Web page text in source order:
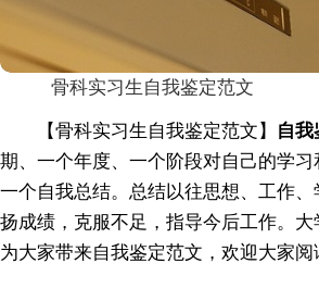
骨科实习生自我鉴定范文
【骨科实习生自我鉴定范文】 自我
期、一个年度、一个阶段对自己的学
一个自我总结。总结以往思想、工作
扬成绩，克服不足，指导今后工作。
为大家带来自我鉴定范文，欢迎大家阅